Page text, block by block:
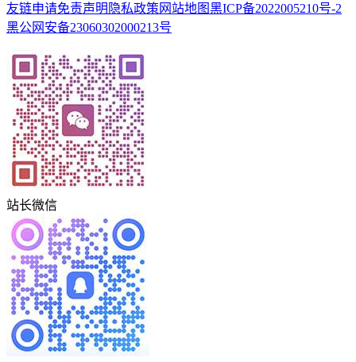
友链申请免责声明 隐私政策 网站地图黑ICP备2022005210号-2
黑公网安备23060302000213号
站长微信